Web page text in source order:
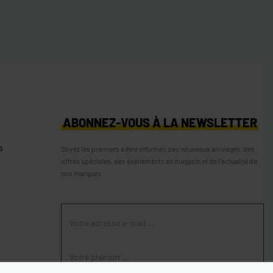
ABONNEZ-VOUS À LA NEWSLETTER
Soyez les premiers à être informés des nouveaux arrivages, des
offres spéciales, des événements en magasin et de l’actualité de
nos marques